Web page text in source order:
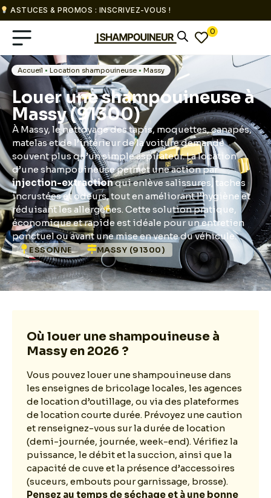
ASTUCES & PROMOS : INSCRIVEZ-VOUS !
0
Accueil • Location shampouineuse • Massy
Louer une shampouineuse à
Massy (91300)
À Massy, le nettoyage des tapis, moquettes, canapés,
matelas et de l’intérieur de la voiture demande
souvent plus qu’un simple aspirateur. La location
d’une shampouineuse permet une action par
injection-extractionqui enlève salissures, taches
incrustées et odeurs, tout en améliorant l’hygiène et
réduisant les allergènes. Cette solution pratique,
économique et rapide est idéale pour un entretien
ponctuel ou avant une mise en vente du véhicule.
ESSONNE MASSY (91300)
Où louer une shampouineuse à
Massy en 2026 ?
Vous pouvez louer une shampouineuse dans
les enseignes de bricolage locales, les agences
de location d’outillage, ou via des plateformes
de location courte durée. Prévoyez une caution
et renseignez-vous sur la durée de location
(demi-journée, journée, week-end). Vérifiez la
puissance, le débit et la succion, ainsi que la
capacité de cuve et la présence d’accessoires
(suceurs, embouts pour garnissage, brosse).
Pensez au temps de séchage et à une bonne